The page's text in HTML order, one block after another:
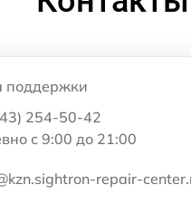
поддержки
254-50-42
с 9:00 до 21:00
repair-